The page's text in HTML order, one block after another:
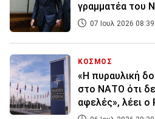
γραμματέα του
07 Ιουλ 2026 08:39
ΚΟΣΜΟΣ
«Η πυραυλική
στο ΝΑΤΟ ότι
αφελές», λέει ο